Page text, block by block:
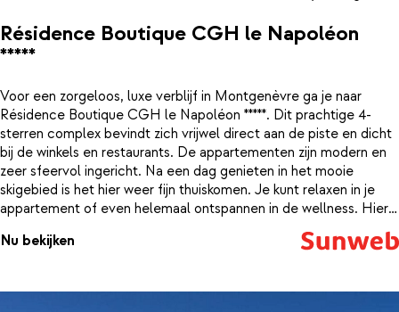
Résidence Boutique CGH le Napoléon
*****
Voor een zorgeloos, luxe verblijf in Montgenèvre ga je naar
Résidence Boutique CGH le Napoléon *****. Dit prachtige 4-
sterren complex bevindt zich vrijwel direct aan de piste en dicht
bij de winkels en restaurants. De appartementen zijn modern en
zeer sfeervol ingericht. Na een dag genieten in het mooie
skigebied is het hier weer fijn thuiskomen. Je kunt relaxen in je
appartement of even helemaal ontspannen in de wellness. Hier
kun je een baantje trekken in het verwarmde zwembad of weer
op temperatuur komen in de hamam, sauna of jacuzzi.
Nu bekijken